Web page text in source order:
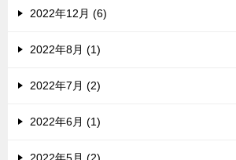
2022年12月 (6)
2022年8月 (1)
2022年7月 (2)
2022年6月 (1)
2022年5月 (2)